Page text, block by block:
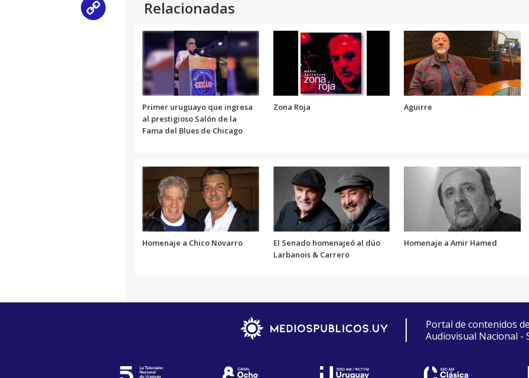
Relacionadas
Primer uruguayo que ingresa
al prestigioso Salón de la
Fama del Blues de Chicago
Zona Roja Aguirre
Homenaje a Chico Novarro
El Senado homenajeó al dúo
Larbanois & Carrero
Homenaje a Amir Hamed
Portal de contenidos
Audiovisual Nacional -